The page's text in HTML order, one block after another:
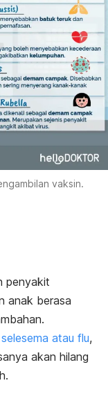
vaksin.
penyakit
anak berasa
selesema atau flu,
akan hilang